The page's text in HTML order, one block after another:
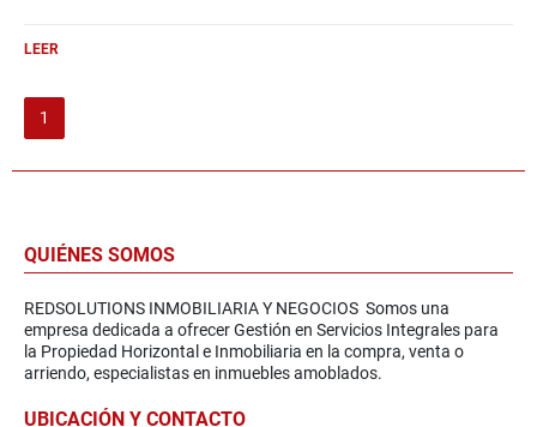
LEER
1
QUIÉNES SOMOS
REDSOLUTIONS INMOBILIARIA Y NEGOCIOS Somos una
empresa dedicada a ofrecer Gestión en Servicios Integrales para
la Propiedad Horizontal e Inmobiliaria en la compra, venta o
arriendo, especialistas en inmuebles amoblados.
UBICACIÓN Y CONTACTO